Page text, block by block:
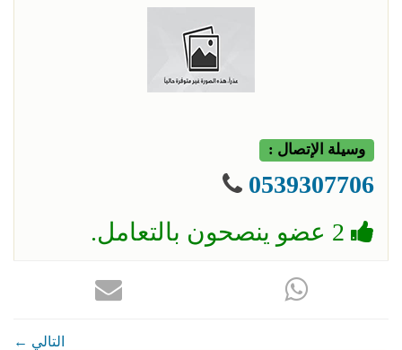
وسيلة الإتصال :
0539307706
← التالي